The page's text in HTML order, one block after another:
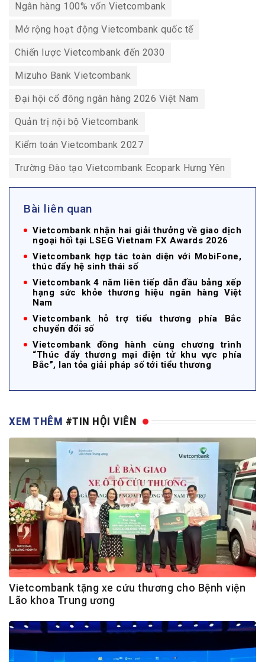
Ngân hàng 100% vốn Vietcombank
Mở rộng hoạt động Vietcombank quốc tế
Chiến lược Vietcombank đến 2030
Mizuho Bank Vietcombank
Đại hội cổ đông ngân hàng 2026 Việt Nam
Quản trị nội bộ Vietcombank
Kiểm toán Vietcombank 2027
Trường Đào tạo Vietcombank Ecopark Hưng Yên
Bài liên quan
Vietcombank nhận hai giải thưởng về giao dịch
ngoại hối tại LSEG Vietnam FX Awards 2026
Vietcombank hợp tác toàn diện với MobiFone,
thúc đẩy hệ sinh thái số
Vietcombank 4 năm liên tiếp dẫn đầu bảng xếp
hạng sức khỏe thương hiệu ngân hàng Việt
Nam
Vietcombank hỗ trợ tiểu thương phía Bắc
chuyển đổi số
Vietcombank đồng hành cùng chương trình
“Thúc đẩy thương mại điện tử khu vực phía
Bắc”, lan tỏa giải pháp số tới tiểu thương
XEM THÊM #TIN HỘI VIÊN
Vietcombank tặng xe cứu thương cho Bệnh viện
Lão khoa Trung ương